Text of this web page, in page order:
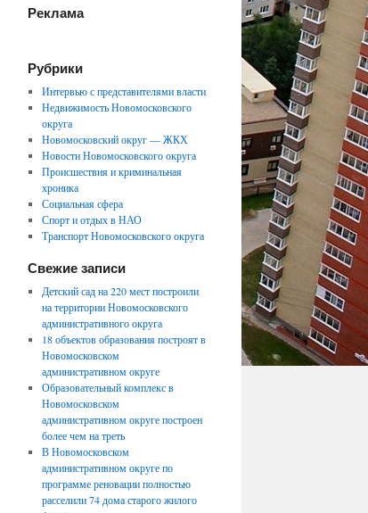
Реклама
Рубрики
Интервью с представителями власти
Недвижимость Новомосковского
округа
Новомосковский округ — ЖКХ
Новости Новомосковского округа
Происшествия и криминальная
хроника
Социальная сфера
Спорт и отдых в НАО
Транспорт Новомосковского округа
Свежие записи
Детский сад на 220 мест построили
на территории Новомосковского
административного округа
18 объектов образования построят в
Новомосковском
административном округе
Образовательный комплекс в
Новомосковском
административном округе построен
более чем на треть
В Новомосковском
административном округе по
программе реновации полностью
расселили 74 дома старого жилого